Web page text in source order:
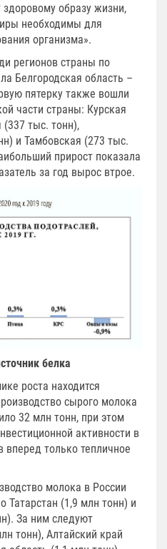
здоровому образу жизни,
необходимы для
организма».
регионов страны по
Белгородская область –
пятерку также вошли
части страны: Курская
(337 тыс. тонн),
и Тамбовская (273 тыс.
прирост показала
за год вырос втрое.
белка
роста находится
сырого молока
32 млн тонн, при этом
активности в
вперед только тепличное
молока в России
Татарстан (1,9 млн тонн) и
За ним следуют
тонн), Алтайский край